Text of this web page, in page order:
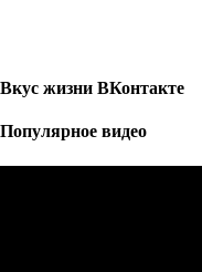
Вкус жизни ВКонтакте
Популярное видео